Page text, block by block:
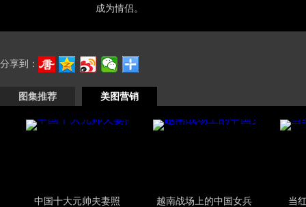
成为情侣。
分享到：
图集推荐 美图营销
中国十大元帅夫妻照 越南战场上的中国女兵 当